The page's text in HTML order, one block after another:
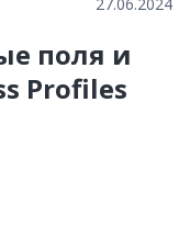
поля и
Profiles